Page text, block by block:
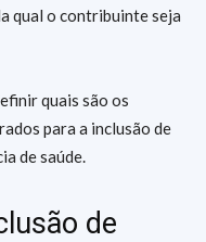
qual o contribuinte seja
quais são os
para a inclusão de
de saúde.
de